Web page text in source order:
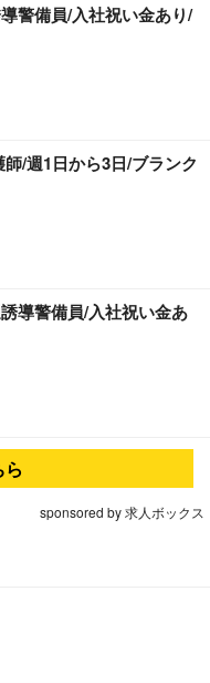
警備員/入社祝い金あり/
/週1日から3日/ブランク
導警備員/入社祝い金あ
sponsored by 求人ボックス